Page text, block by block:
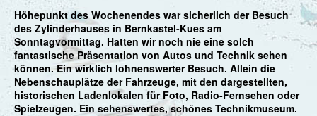
Höhepunkt des Wochenendes war sicherlich der Besuch
des Zylinderhauses in Bernkastel-Kues am
Sonntagvormittag. Hatten wir noch nie eine solch
fantastische Präsentation von Autos und Technik sehen
können. Ein wirklich lohnenswerter Besuch. Allein die
Nebenschauplätze der Fahrzeuge, mit den dargestellten,
historischen Ladenlokalen für Foto, Radio-Fernsehen oder
Spielzeugen. Ein sehenswertes, schönes Technikmuseum.